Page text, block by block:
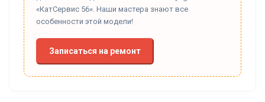
«КатСервис 56». Наши мастера знают все
особенности этой модели!
Записаться на ремонт